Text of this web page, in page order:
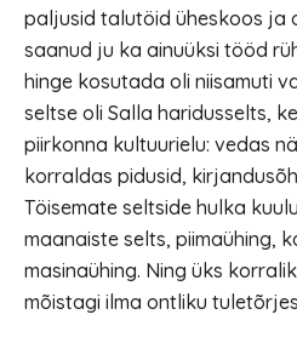
paljusid talutöid üheskoos ja
saanud ju ka ainuüksi tööd
hinge kosutada oli niisamuti
seltse oli Salla haridusselts,
piirkonna kultuurielu: vedas
korraldas pidusid,
Töisemate seltside hulka
maanaiste selts, piimaühing,
masinaühing. Ning üks
mõistagi ilma ontliku